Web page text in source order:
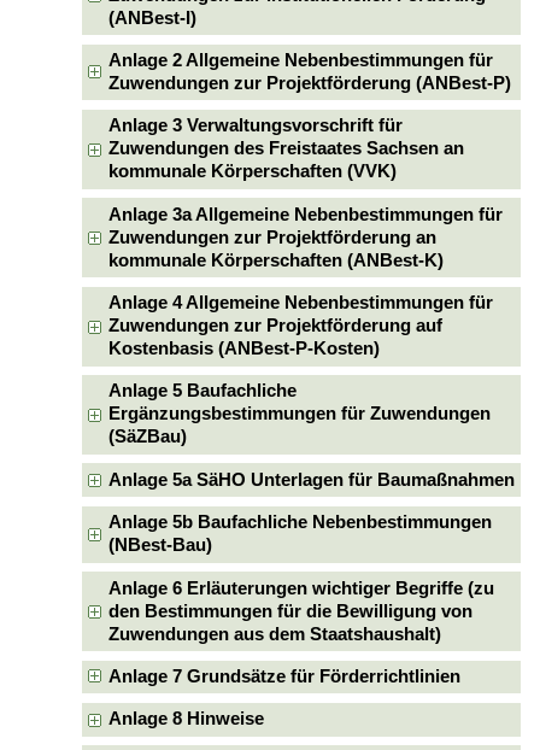
(ANBest-I)
Anlage 2 Allgemeine Nebenbestimmungen für
Zuwendungen zur Projektförderung (ANBest-P)
Anlage 3 Verwaltungsvorschrift für
Zuwendungen des Freistaates Sachsen an
kommunale Körperschaften (VVK)
Anlage 3a Allgemeine Nebenbestimmungen für
Zuwendungen zur Projektförderung an
kommunale Körperschaften (ANBest-K)
Anlage 4 Allgemeine Nebenbestimmungen für
Zuwendungen zur Projektförderung auf
Kostenbasis (ANBest-P-Kosten)
Anlage 5 Baufachliche
Ergänzungsbestimmungen für Zuwendungen
(SäZBau)
Anlage 5a SäHO Unterlagen für Baumaßnahmen
Anlage 5b Baufachliche Nebenbestimmungen
(NBest-Bau)
Anlage 6 Erläuterungen wichtiger Begriffe (zu
den Bestimmungen für die Bewilligung von
Zuwendungen aus dem Staatshaushalt)
Anlage 7 Grundsätze für Förderrichtlinien
Anlage 8 Hinweise